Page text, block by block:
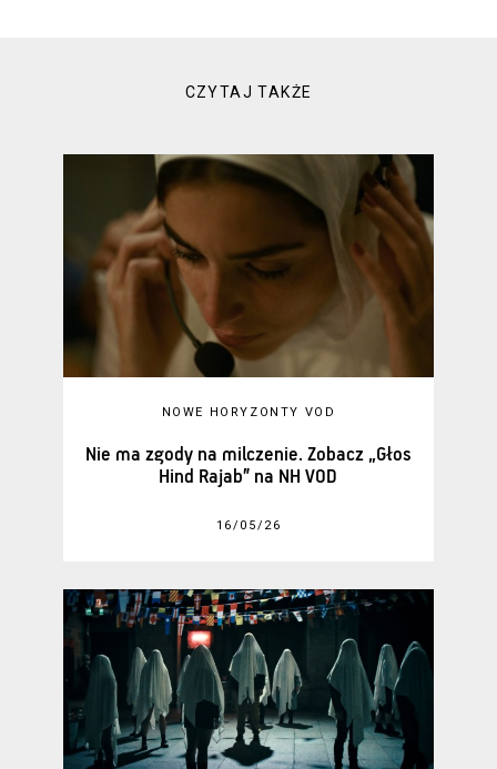
CZYTAJ TAKŻE
NOWE HORYZONTY VOD
Nie ma zgody na milczenie. Zobacz „Głos
Hind Rajab” na NH VOD
16/05/26